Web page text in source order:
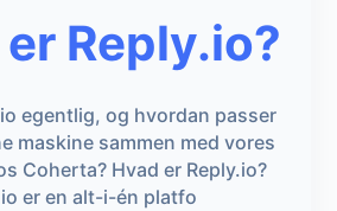
Reply.io?
egentlig, og hvordan passer
maskine sammen med vores
Coherta? Hvad er Reply.io?
er en alt-i-én platfo